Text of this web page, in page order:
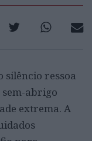
silêncio ressoa
abrigo
extrema. A